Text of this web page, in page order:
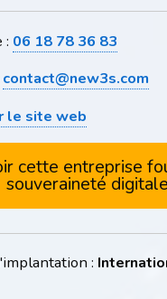
: 06 18 78 36 83
contact@new3s.com
le site web
cette entreprise
souveraineté
: